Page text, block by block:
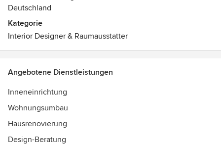
UNSER QUALITÄTSVERSPRECHEN
für Home Staging und ReDesign und halten uns
konsequent an Ehrenkodex und Qualitätsstandards.
Deutschland
Kategorie
Interior Designer & Raumausstatter
Angebotene Dienstleistungen
Inneneinrichtung
Wohnungsumbau
Hausrenovierung
Design-Beratung